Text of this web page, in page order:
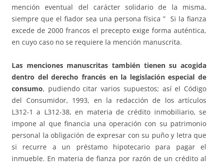
mención eventual del carácter solidario de la misma,
siempre que el fiador sea una persona física ” Si la fianza
excede de 2000 francos el precepto exige forma auténtica,
en cuyo caso no se requiere la mención manuscrita.
Las menciones manuscritas también tienen su acogida
dentro del derecho francés en la legislación especial de
consumo, pudiendo citar varios supuestos; así el Código
del Consumidor, 1993, en la redacción de los artículos
L312-1 a L312-38, en materia de crédito inmobiliario, se
impone al que financia una operación con su patrimonio
personal la obligación de expresar con su puño y letra que
si recurre a un préstamo hipotecario para pagar el
inmueble. En materia de fianza por razón de un crédito al